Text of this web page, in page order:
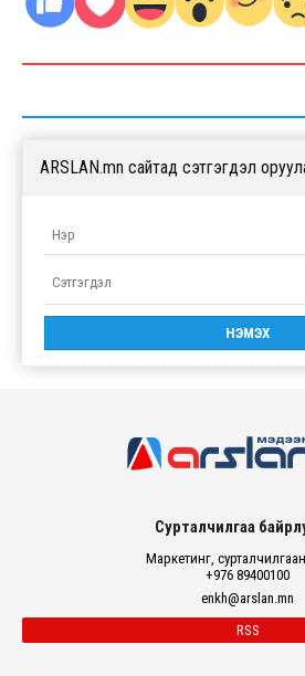
ARSLAN.mn сайтад сэтгэгдэл
Сурталчилгаа
Маркетинг,
+976 89400100
enkh@arslan.mn
RSS